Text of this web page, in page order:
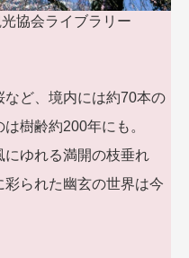
協会ライブラリー
ど、境内には約70本の
樹齢約200年にも。
にゆれる満開の枝垂れ
られた幽玄の世界は今